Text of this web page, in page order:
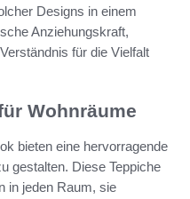
Designs in einem
Anziehungskraft,
für die Vielfalt
Wohnräume
bieten eine hervorragende
gestalten. Diese Teppiche
in jeden Raum, sie